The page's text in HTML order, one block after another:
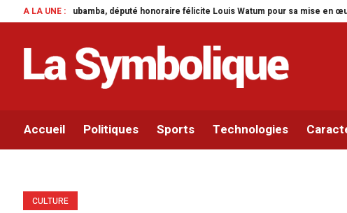
A LA UNE :
honoraire félicite Louis Watum pour sa mise en œuvre de son initiative legislative.
Accueil Politiques Sports Technologies
CULTURE